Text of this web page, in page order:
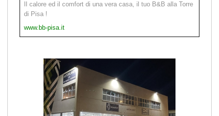
Il calore ed il comfort di una vera casa, il tuo B&B alla Torre
di Pisa !
www.bb-pisa.it